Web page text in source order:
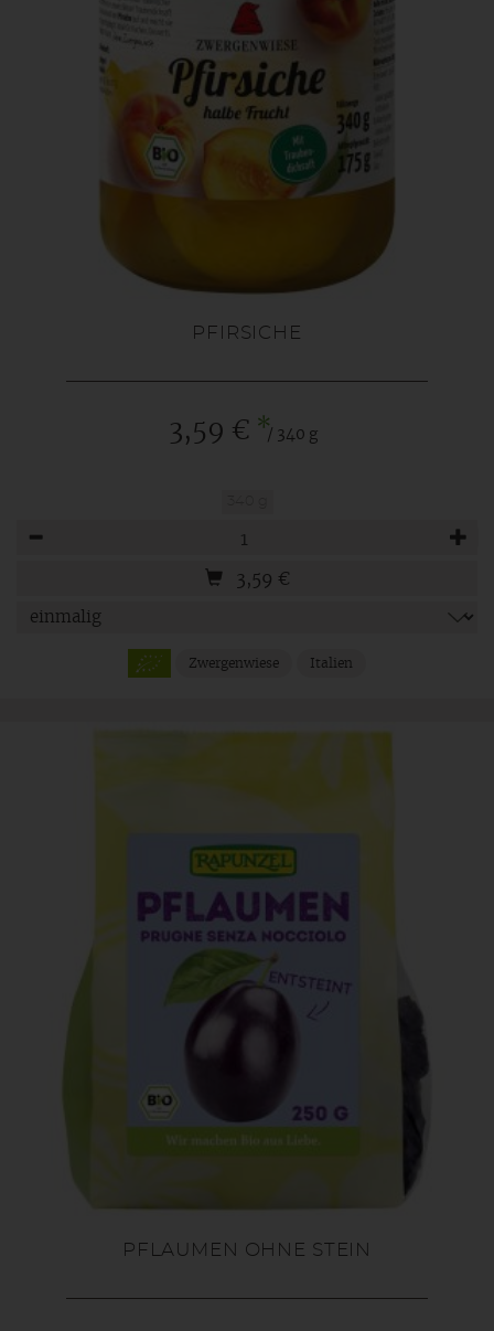
PFIRSICHE
3,59 € */ 340 g
3,59 €
Zwergenwiese Italien
PFLAUMEN OHNE STEIN